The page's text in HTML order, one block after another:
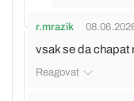
r.mrazik
vsak se da chapat
Reagovat